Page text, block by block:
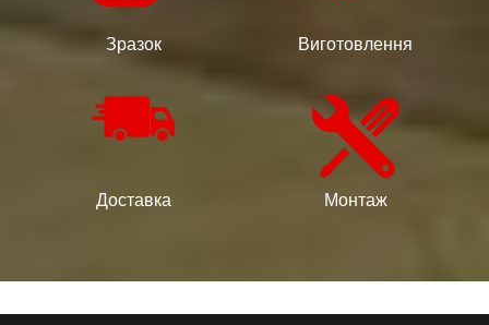
Зразок Виготовлення
Доставка Монтаж